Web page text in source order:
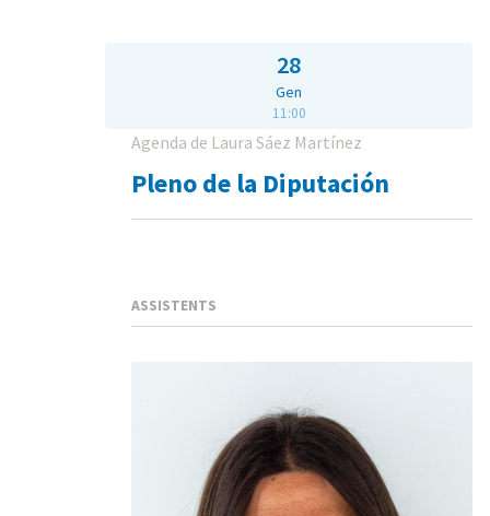
28
Gen
11:00
Agenda de Laura Sáez Martínez
Pleno de la Diputación
ASSISTENTS